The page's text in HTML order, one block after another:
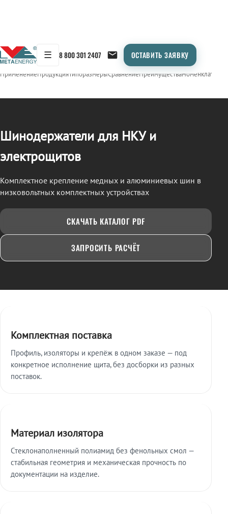
☰ 8 800 301 2407 ОСТАВИТЬ ЗАЯВКУ
← Продукция/ШИНОДЕРЖАТЕЛИ
ПрименениеПродукцияТипоразмерыСравнениеПреимуществаНоменклатура
Шинодержатели для НКУ и
электрощитов
Комплектное крепление медных и алюминиевых шин в
низковольтных комплектных устройствах
СКАЧАТЬ КАТАЛОГ PDF
ЗАПРОСИТЬ РАСЧЁТ
Комплектная поставка
Профиль, изоляторы и крепёж в одном заказе — под
конкретное исполнение щита, без досборки из разных
поставок.
Материал изолятора
Стеклонаполненный полиамид без фенольных смол —
стабильная геометрия и механическая прочность по
документации на изделие.